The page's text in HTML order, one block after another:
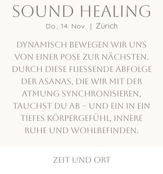
Sound Healing
Do., 14. Nov.
  |
Zürich
Dynamisch bewegen wir uns
von einer Pose zur nächsten.
Durch diese fliessende Abfolge
der Asanas, die wir mit der
Atmung synchronisieren,
tauchst du ab – und ein in ein
tiefes Körpergefühl, innere
Ruhe und Wohlbefinden.
Zeit und Ort